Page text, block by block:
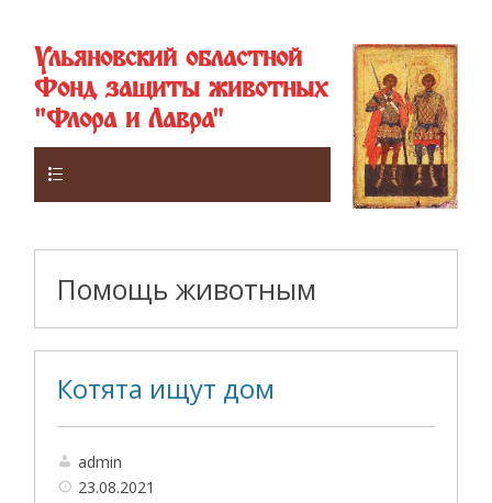
Ульяновский областной
Фонд защиты животных
"Флора и Лавра"
Помощь животным
Котята ищут дом
admin
23.08.2021